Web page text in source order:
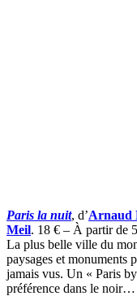
Paris la nuit, d’Arnaud
Meil. 18 € – À partir de
La plus belle ville du
paysages et monuments
jamais vus. Un « Paris
préférence dans le noir…